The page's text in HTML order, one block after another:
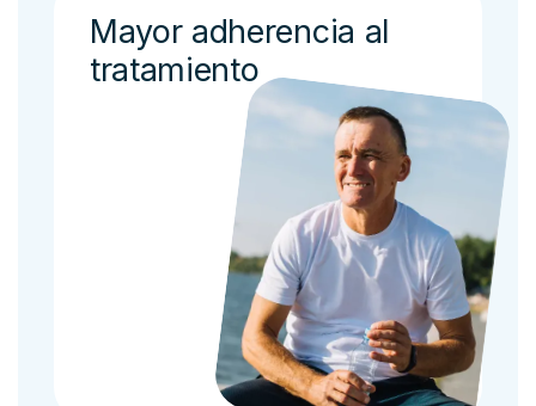
Mayor adherencia al
tratamiento